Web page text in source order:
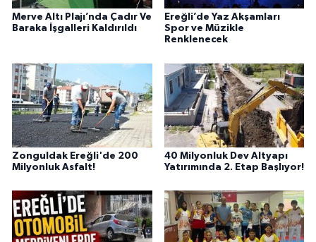
Merve Altı Plajı’nda Çadır Ve
Baraka İşgalleri Kaldırıldı
Ereğli’de Yaz Akşamları
Spor ve Müzikle
Renklenecek
Zonguldak Ereğli'de 200
Milyonluk Asfalt!
40 Milyonluk Dev Altyapı
Yatırımında 2. Etap Başlıyor!